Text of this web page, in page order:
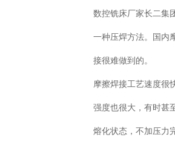
数控铣床厂家长二集
一种压焊方法。国内
接很难做到的。
摩擦焊接工艺速度很
强度也很大，有时甚
熔化状态，不加压力